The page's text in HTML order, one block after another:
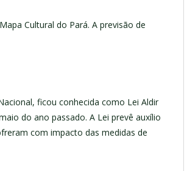
Cultural do Pará. A previsão de
ficou conhecida como Lei Aldir
do ano passado. A Lei prevê auxílio
com impacto das medidas de